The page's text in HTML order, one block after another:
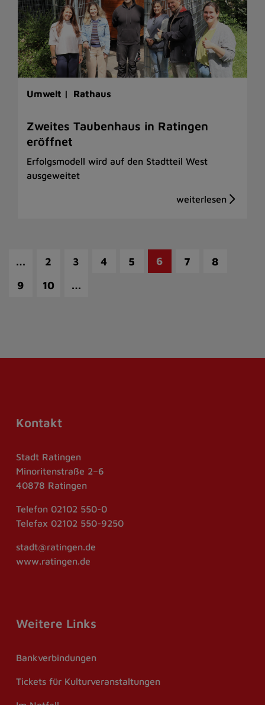
Umwelt | Rathaus
Zweites Taubenhaus in Ratingen
eröffnet
Erfolgsmodell wird auf den Stadtteil West
ausgeweitet
… 2 3 4 5 6 7
8
9
10 …
Kontakt
Stadt Ratingen
Minoritenstraße 2–6
40878 Ratingen
Telefon 02102 550-0
Telefax 02102 550-9250
stadt@ratingen.de
www.ratingen.de
Weitere Links
Bankverbindungen
Tickets für Kulturveranstaltungen